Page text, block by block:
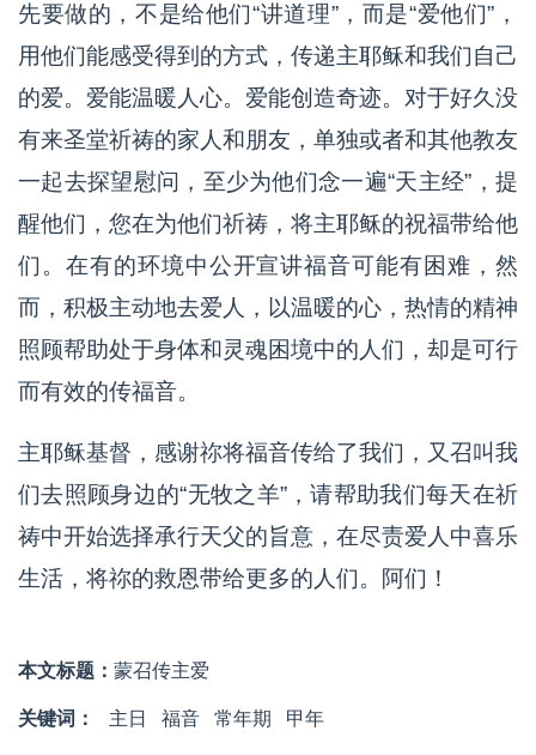
先要做的，不是给他们“讲道理”，而是“爱他们”，
用他们能感受得到的方式，传递主耶稣和我们自己
的爱。爱能温暖人心。爱能创造奇迹。对于好久没
有来圣堂祈祷的家人和朋友，单独或者和其他教友
一起去探望慰问，至少为他们念一遍“天主经”，提
醒他们，您在为他们祈祷，将主耶稣的祝福带给他
们。在有的环境中公开宣讲福音可能有困难，然
而，积极主动地去爱人，以温暖的心，热情的精神
照顾帮助处于身体和灵魂困境中的人们，却是可行
而有效的传福音。
主耶稣基督，感谢祢将福音传给了我们，又召叫我
们去照顾身边的“无牧之羊”，请帮助我们每天在祈
祷中开始选择承行天父的旨意，在尽责爱人中喜乐
生活，将祢的救恩带给更多的人们。阿们！
本文标题： 蒙召传主爱
关键词： 主日 福音 常年期 甲年